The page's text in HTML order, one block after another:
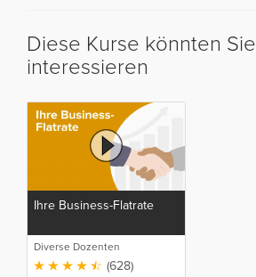
Diese Kurse könnten Sie
interessieren
Ihre Business-Flatrate
Diverse Dozenten
(628)